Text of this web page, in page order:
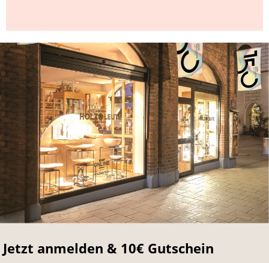
Jetzt anmelden & 10€ Gutschein